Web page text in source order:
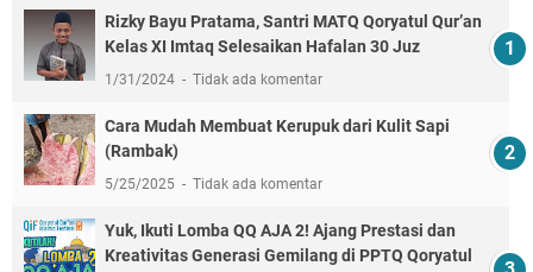
Rizky Bayu Pratama, Santri MATQ Qoryatul Qur’an
Kelas XI Imtaq Selesaikan Hafalan 30 Juz
1/31/2024 Tidak ada komentar
Cara Mudah Membuat Kerupuk dari Kulit Sapi
(Rambak)
5/25/2025 Tidak ada komentar
Yuk, Ikuti Lomba QQ AJA 2! Ajang Prestasi dan
Kreativitas Generasi Gemilang di PPTQ Qoryatul